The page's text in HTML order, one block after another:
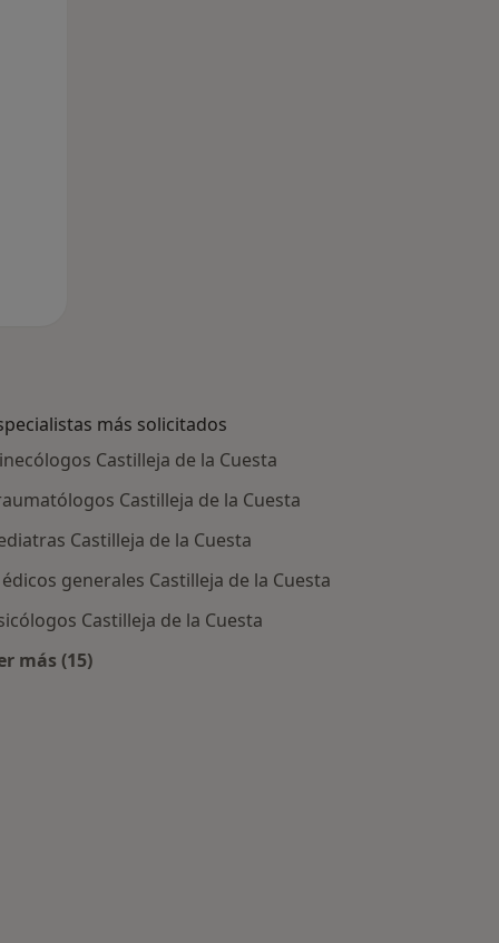
más solicitados
Castilleja de la Cuesta
Castilleja de la Cuesta
Castilleja de la Cuesta
generales Castilleja de la Cuesta
Castilleja de la Cuesta
más (15)